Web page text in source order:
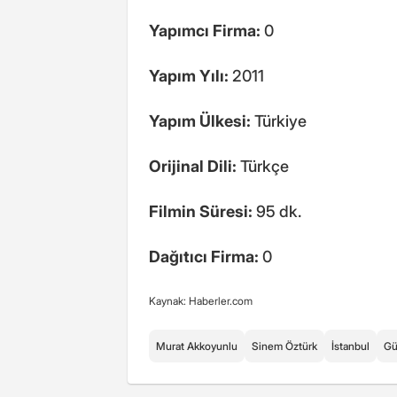
Yapımcı Firma: 0
Yapım Yılı: 2011
Yapım Ülkesi: Türkiye
Orijinal Dili: Türkçe
Filmin Süresi: 95 dk.
Dağıtıcı Firma: 0
Kaynak: Haberler.com
Murat Akkoyunlu Sinem Öztürk İstanbul